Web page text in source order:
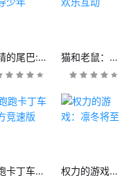
妖精的尾巴:魔导少年 猫和老鼠：欢乐互动
跑跑卡丁车官方竞速版 权力的游戏：凛冬将至